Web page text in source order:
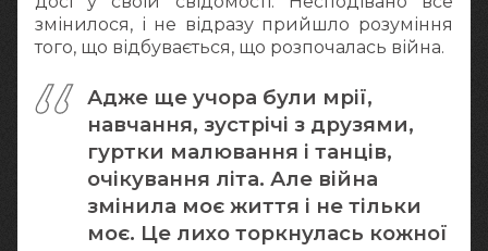
змінилося, і не відразу прийшло розуміння
того, що відбувається, що розпочалась війна.
Адже ще учора були мрії,
навчання, зустрічі з друзями,
гуртки малювання і танців,
очікування літа. Але війна
змінила моє життя і не тільки
моє. Це лихо торкнулась кожної